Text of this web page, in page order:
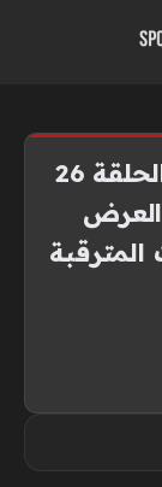
حماس الجمهور يتصاعد مع الحلقة 26
المترقبة